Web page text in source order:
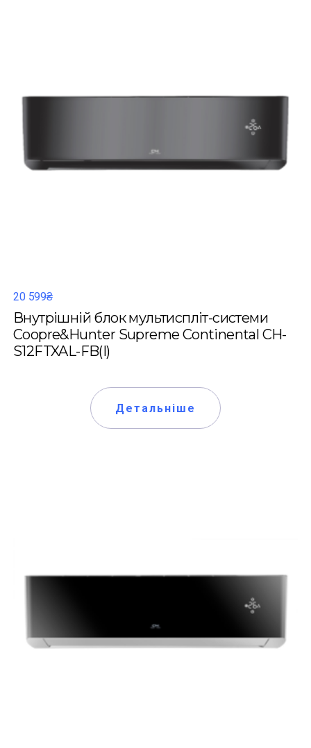
20 599₴
Внутрішній блок мультиспліт-системи
Coopre&Hunter Supreme Continental CH-
S12FTXAL-FB(I)
Детальніше